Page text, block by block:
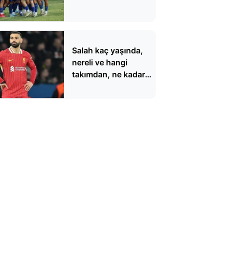
Salah kaç yaşında,
nereli ve hangi
takımdan, ne kadar